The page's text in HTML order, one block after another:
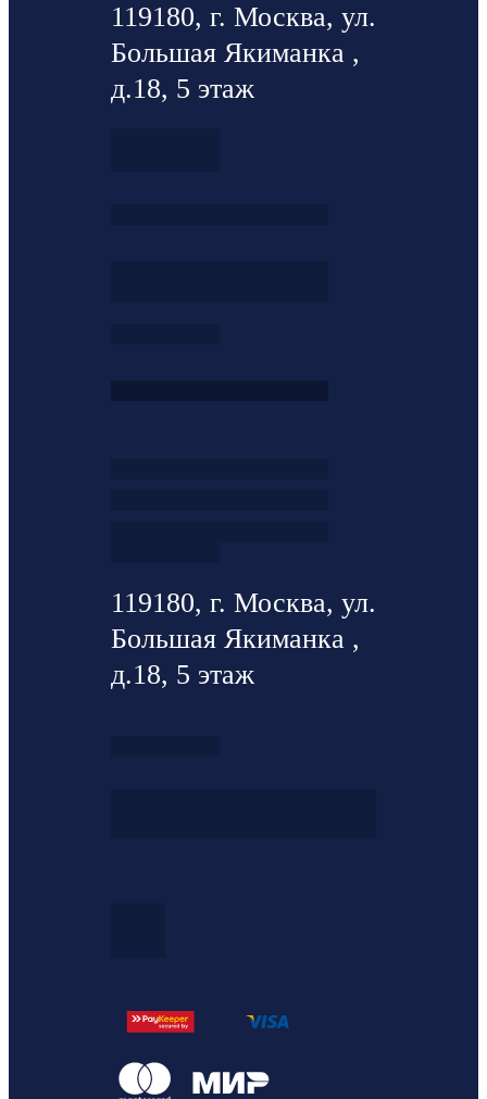
119180, г. Москва, ул.
Большая Якиманка ,
д.18, 5 этаж
119180, г. Москва, ул.
Большая Якиманка ,
д.18, 5 этаж